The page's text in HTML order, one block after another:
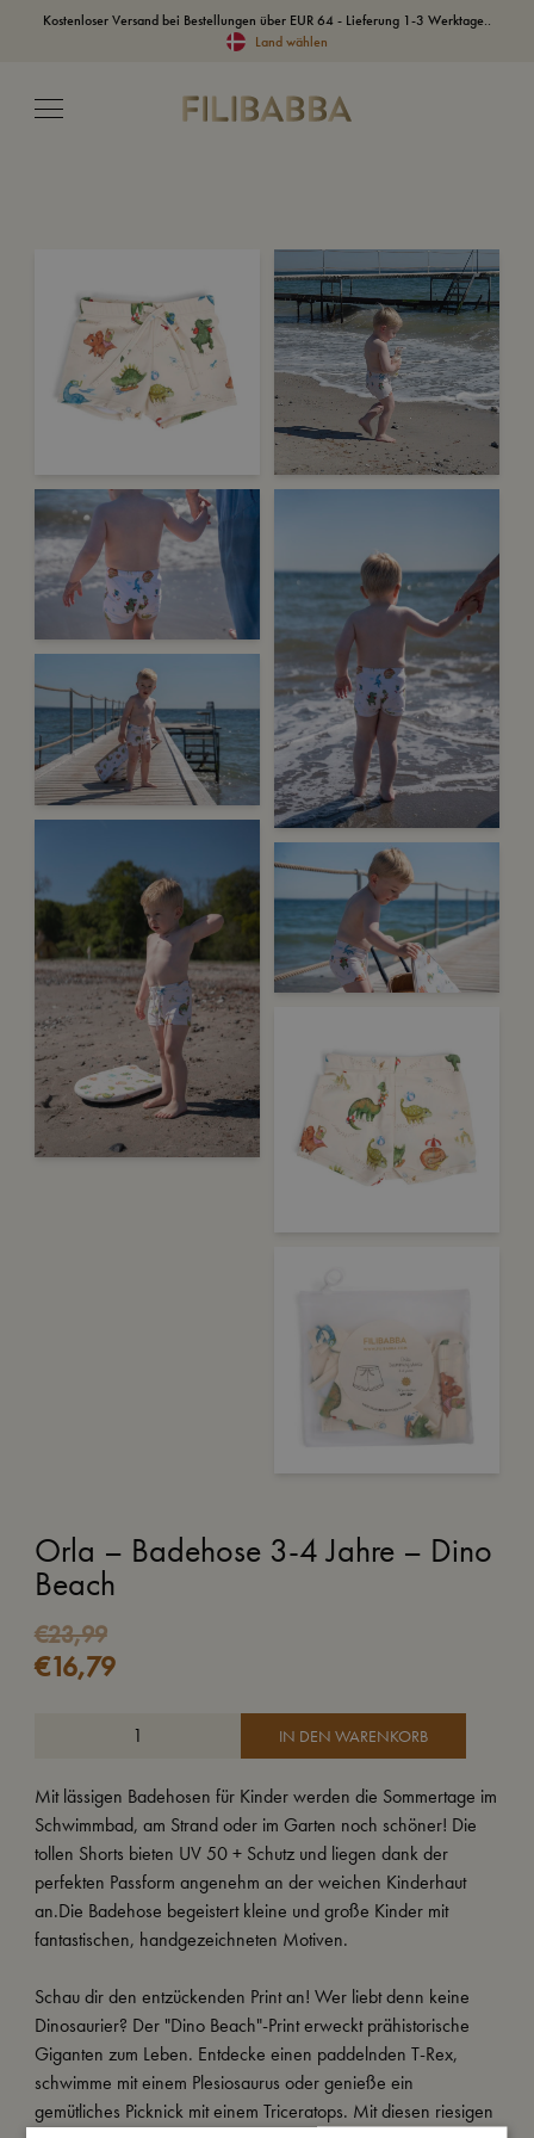
Kostenloser Versand bei Bestellungen über EUR 64 - Lieferung 1-3 Werktage..
Land wählen
Orla – Badehose 3-4 Jahre – Dino
Beach
€23,99
€16,79
IN DEN WARENKORB
Mit lässigen Badehosen für Kinder werden die Sommertage im
Schwimmbad, am Strand oder im Garten noch schöner! Die
tollen Shorts bieten UV 50 + Schutz und liegen dank der
perfekten Passform angenehm an der weichen Kinderhaut
an.Die Badehose begeistert kleine und große Kinder mit
fantastischen, handgezeichneten Motiven.
Schau dir den entzückenden Print an! Wer liebt denn keine
Dinosaurier? Der "Dino Beach"-Print erweckt prähistorische
Giganten zum Leben. Entdecke einen paddelnden T-Rex,
schwimme mit einem Plesiosaurus oder genieße ein
gemütliches Picknick mit einem Triceratops. Mit diesen riesigen